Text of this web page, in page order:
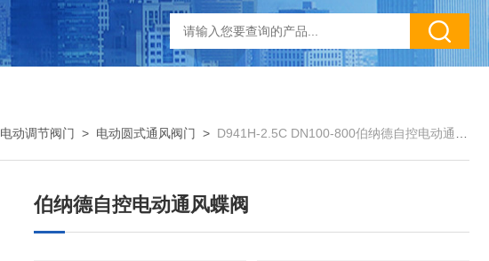
电动调节阀门 > 电动圆式通风阀门 > D941H-2.5C DN100-800伯纳德自控电动通风蝶阀
伯纳德自控电动通风蝶阀